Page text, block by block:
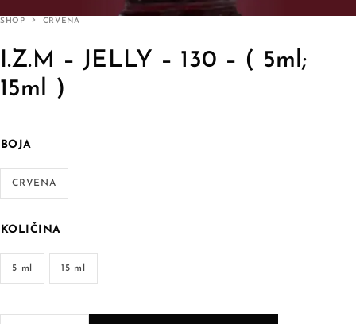
SHOP CRVENA
I.Z.M – JELLY – 130 – ( 5ml;
15ml )
BOJA
CRVENA
KOLIČINA
5 ml 15 ml